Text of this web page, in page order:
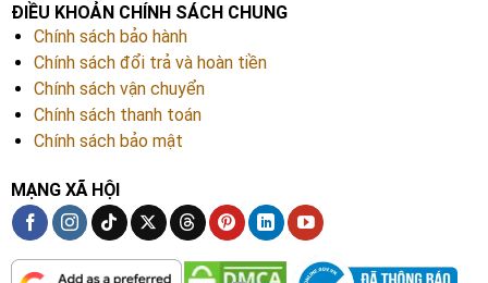
ĐIỀU KHOẢN CHÍNH SÁCH CHUNG
Chính sách bảo hành
Chính sách đổi trả và hoàn tiền
Chính sách vận chuyển
Chính sách thanh toán
Chính sách bảo mật
MẠNG XÃ HỘI